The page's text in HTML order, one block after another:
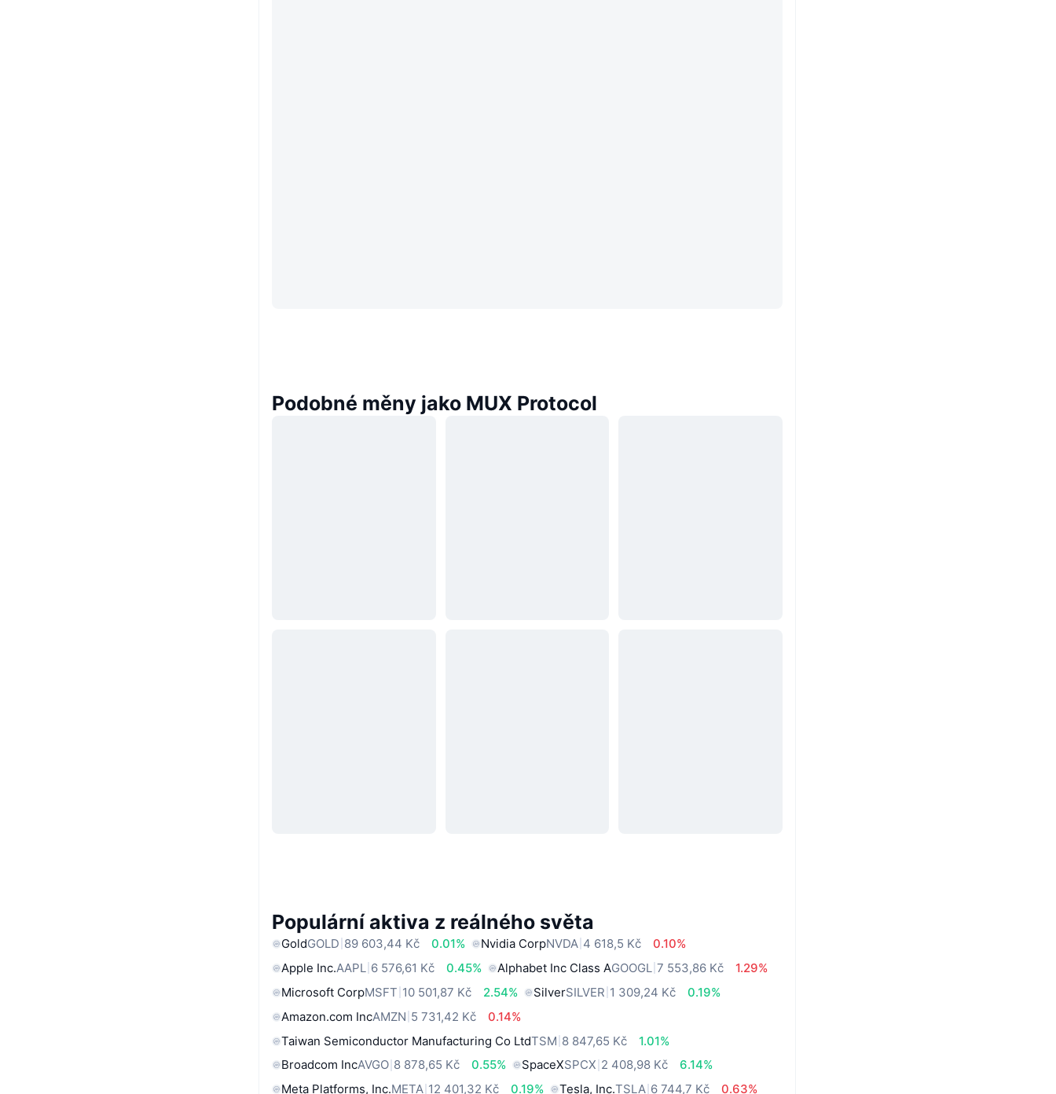
Podobné měny jako MUX Protocol
Populární aktiva z reálného světa
GoldGOLD 89 603,44 Kč 0.01% Nvidia CorpNVDA 4 618,5 Kč
0.10%
Apple Inc.AAPL 6 576,61 Kč 0.45% Alphabet Inc Class AGOOGL 7 553,86 Kč
1.29%
Microsoft CorpMSFT 10 501,87 Kč 2.54% SilverSILVER 1 309,24 Kč
0.19%
Amazon.com IncAMZN 5 731,42 Kč
0.14%
Taiwan Semiconductor Manufacturing Co LtdTSM 8 847,65 Kč
1.01%
Broadcom IncAVGO 8 878,65 Kč 0.55% SpaceXSPCX 2 408,98 Kč
6.14%
Meta Platforms, Inc.META 12 401,32 Kč 0.19% Tesla, Inc.TSLA 6 744,7 Kč 0.63%